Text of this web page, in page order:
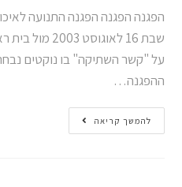
הפגנה הפגנה הפגנה התנועה
שבת 16
על "קשר השתיקה" בו נוקטים
ההפגנה…
להמשך קריאה